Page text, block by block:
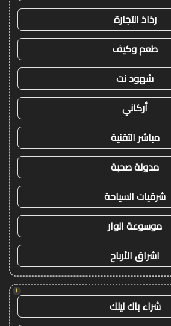
رذاذ التجارة
طعم وكيف
شهود نت
أركاني
مباشر التقنية
مدونة صحبة
شرقيات السياحة
موسوعة انوار
اشراق الأرباح
!
شراء باك لينك